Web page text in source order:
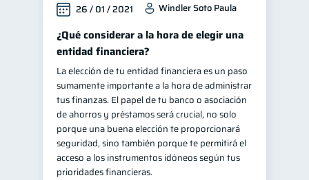
26 / 01 / 2021 Windler Soto Paula
¿Qué considerar a la hora de elegir una
entidad financiera?
La elección de tu entidad financiera es un paso
sumamente importante a la hora de administrar
tus finanzas. El papel de tu banco o asociación
de ahorros y préstamos será crucial, no solo
porque una buena elección te proporcionará
seguridad, sino también porque te permitirá el
acceso a los instrumentos idóneos según tus
prioridades financieras.